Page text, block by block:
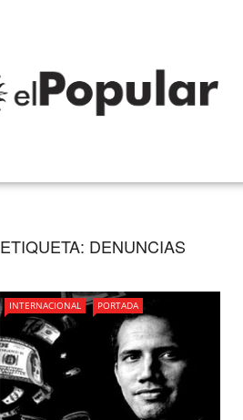
ETIQUETA: DENUNCIAS
INTERNACIONAL PORTADA